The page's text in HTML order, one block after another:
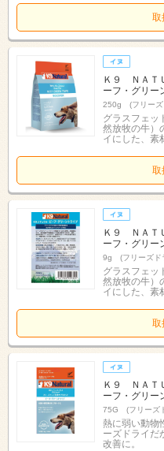
取
Ｋ９ ＮＡＴ
ーフ・グリー
250g (フリーズ
グラスフェッ
然放牧の牛）
イにした、素
取
Ｋ９ ＮＡＴ
ーフ・グリー
9g (フリーズド
グラスフェッ
然放牧の牛）
イにした、素
取
Ｋ９ ＮＡＴ
ーフ・グリー
75G (フリーズ
熱に弱い動物
ーズドライだ
改善に。